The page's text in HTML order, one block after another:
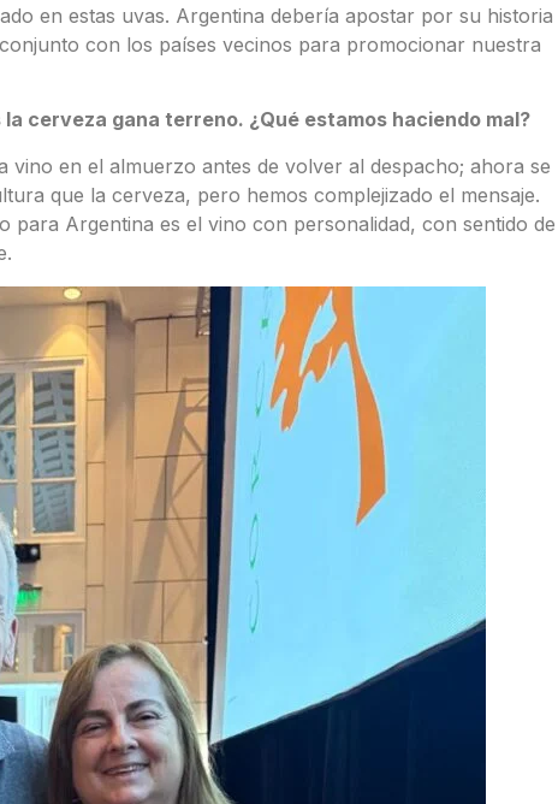
en estas uvas. Argentina debería apostar por su historia
con los países vecinos para promocionar nuestra
cerveza gana terreno. ¿Qué estamos haciendo mal?
vino en el almuerzo antes de volver al despacho; ahora se
que la cerveza, pero hemos complejizado el mensaje.
Argentina es el vino con personalidad, con sentido de